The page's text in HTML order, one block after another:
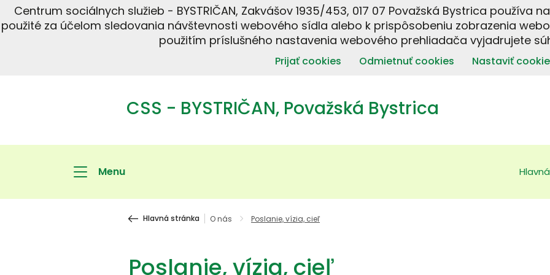
Centrum sociálnych služieb - BYSTRIČAN, Zakvášov 1935/453, 017 07 Považská Bystrica
použité za účelom sledovania návštevnosti webového sídla alebo k prispôsobeniu zobrazenia
použitím príslušného nastavenia webového prehliadača vyjadrujete
Prijať cookies Odmietnuť cookies Nastaviť
CSS - BYSTRIČAN, Považská Bystrica
Menu
Hlavná stránka O nás Poslanie, vízia, cieľ
Poslanie, vízia, cieľ